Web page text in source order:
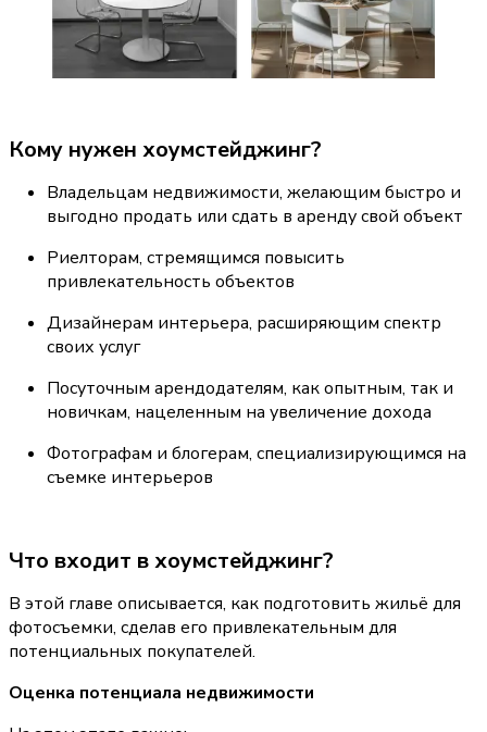
Кому нужен хоумстейджинг?
Владельцам недвижимости, желающим быстро и
выгодно продать или сдать в аренду свой объект
Риелторам, стремящимся повысить
привлекательность объектов
Дизайнерам интерьера, расширяющим спектр
своих услуг
Посуточным арендодателям, как опытным, так и
новичкам, нацеленным на увеличение дохода
Фотографам и блогерам, специализирующимся на
съемке интерьеров
Что входит в хоумстейджинг?
В этой главе описывается, как подготовить жильё для
фотосъемки, сделав его привлекательным для
потенциальных покупателей.
Оценка потенциала недвижимости